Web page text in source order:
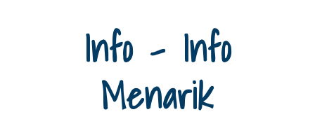
Info - Info
Menarik